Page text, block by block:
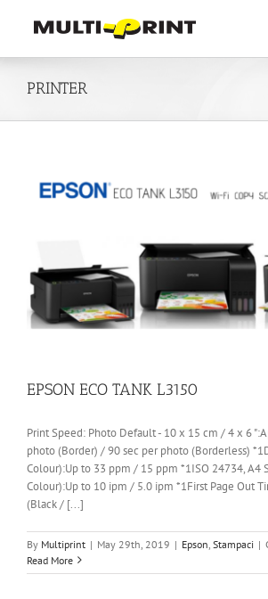
PRINTER
EPSON ECO TANK L3150
Print Speed: Photo Default - 10 x 15 cm / 4 x 6
photo (Border) / 90 sec per photo (Borderless)
Colour):Up to 33 ppm / 15 ppm *1ISO 24734, A4
Colour):Up to 10 ipm / 5.0 ipm *1First Page Out
(Black / [...]
By Multiprint | May 29th, 2019 | Epson Stampaci |
Read More